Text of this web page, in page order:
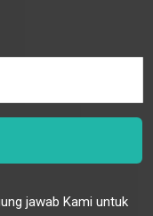
jawab Kami untuk